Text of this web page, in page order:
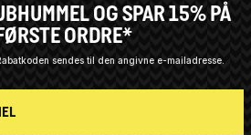
OG SPAR 15% PÅ
ORDRE*
sendes til den angivne e-mailadresse.